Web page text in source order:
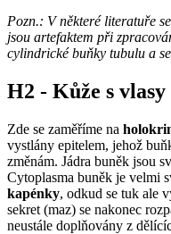
Pozn.: V některé literatuře
jsou artefaktem při
cylindrické buňky tubulu a
H2 - Kůže s vlasy
Zde se zaměříme na
vystlány epitelem, jehož
změnám. Jádra buněk jsou
Cytoplasma buněk je velmi
kapénky, odkud se tuk ale
sekret (maz) se nakonec
neustále doplňovány z